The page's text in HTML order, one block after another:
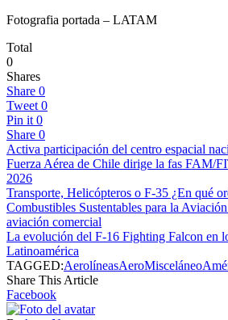
Fotografia portada – LATAM
Total
0
Shares
Share 0
Tweet 0
Pin it 0
Share 0
Activa participación del centro espacial
Fuerza Aérea de Chile dirige la fas FAM/
2026
Transporte, Helicópteros o F-35 ¿En qué
Combustibles Sustentables para la
aviación comercial
La evolución del F-16 Fighting Falcon en
Latinoamérica
TAGGED:AerolíneasAeroMisceláneo
Share This Article
Facebook